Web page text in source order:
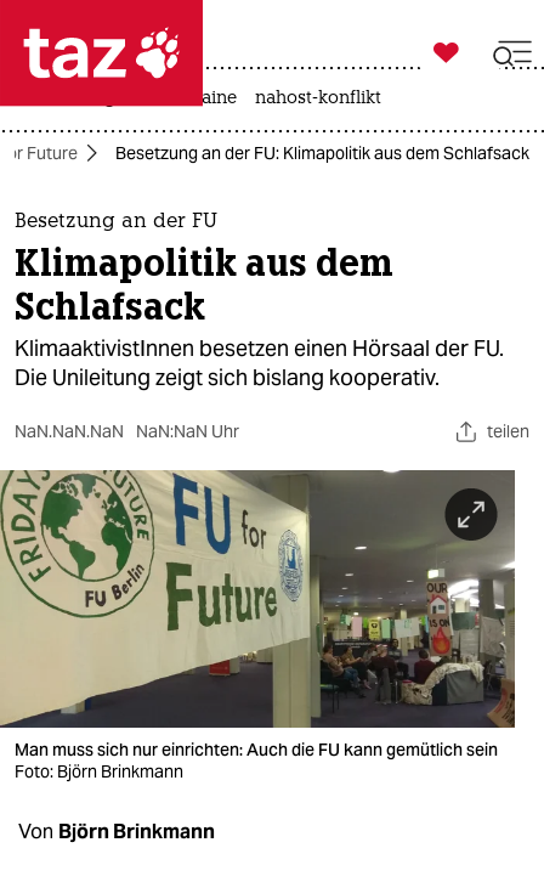
 taz zahl ich
taz zahl ich
themen
politik
öko
gesellschaft
kultur
sport
berlin
nord
verlag
verlag

taz zahl ich
krieg in der ukraine nahost-konflikt
Future Besetzung an der FU: Klimapolitik aus dem Schlafsack
Besetzung an der FU
Klimapolitik aus dem
Schlafsack
KlimaaktivistInnen besetzen einen Hörsaal der FU.
Die Unileitung zeigt sich bislang kooperativ.
NaN.NaN.NaN NaN:NaN Uhr teilen
Man muss sich nur einrichten: Auch die FU kann gemütlich sein
Foto: Björn Brinkmann
Von Björn Brinkmann